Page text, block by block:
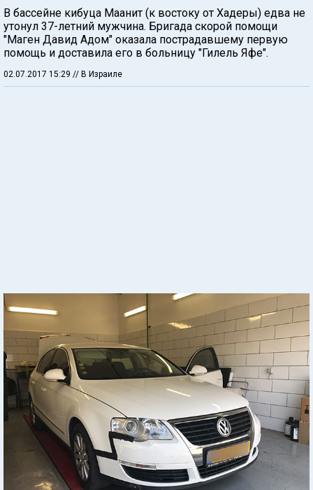
В бассейне кибуца Маанит (к востоку от Хадеры) едва не
утонул 37-летний мужчина. Бригада скорой помощи
"Маген Давид Адом" оказала пострадавшему первую
помощь и доставила его в больницу "Гилель Яфе".
02.07.2017 15:29 // В Израиле